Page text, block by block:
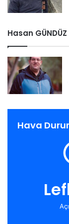
Hasan GÜNDÜZ
Hava